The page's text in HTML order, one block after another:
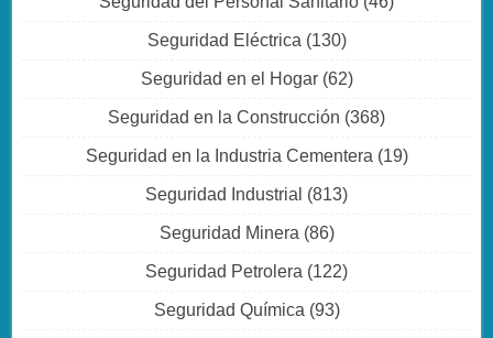
Seguridad Eléctrica (130)
Seguridad en el Hogar(62)
Seguridad en la Construcción (368)
Seguridad en la Industria Cementera (19)
Seguridad Industrial (813)
Seguridad Minera (86)
Seguridad Petrolera (122)
Seguridad Química (93)